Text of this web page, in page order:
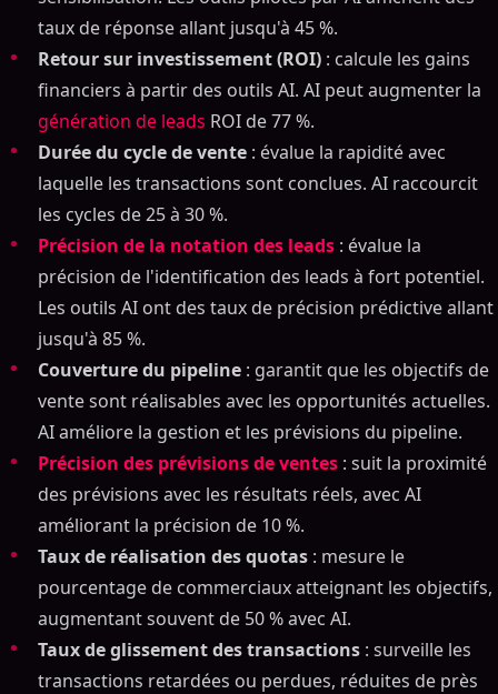
taux de réponse allant jusqu'à 45 %.
Retour sur investissement (ROI) : calcule les gains
financiers à partir des outils AI. AI peut augmenter la
génération de leads ROI de 77 %.
Durée du cycle de vente : évalue la rapidité avec
laquelle les transactions sont conclues. AI raccourcit
les cycles de 25 à 30 %.
Précision de la notation des leads : évalue la
précision de l'identification des leads à fort potentiel.
Les outils AI ont des taux de précision prédictive allant
jusqu'à 85 %.
Couverture du pipeline : garantit que les objectifs de
vente sont réalisables avec les opportunités actuelles.
AI améliore la gestion et les prévisions du pipeline.
Précision des prévisions de ventes : suit la proximité
des prévisions avec les résultats réels, avec AI
améliorant la précision de 10 %.
Taux de réalisation des quotas : mesure le
pourcentage de commerciaux atteignant les objectifs,
augmentant souvent de 50 % avec AI.
Taux de glissement des transactions : surveille les
transactions retardées ou perdues, réduites de près